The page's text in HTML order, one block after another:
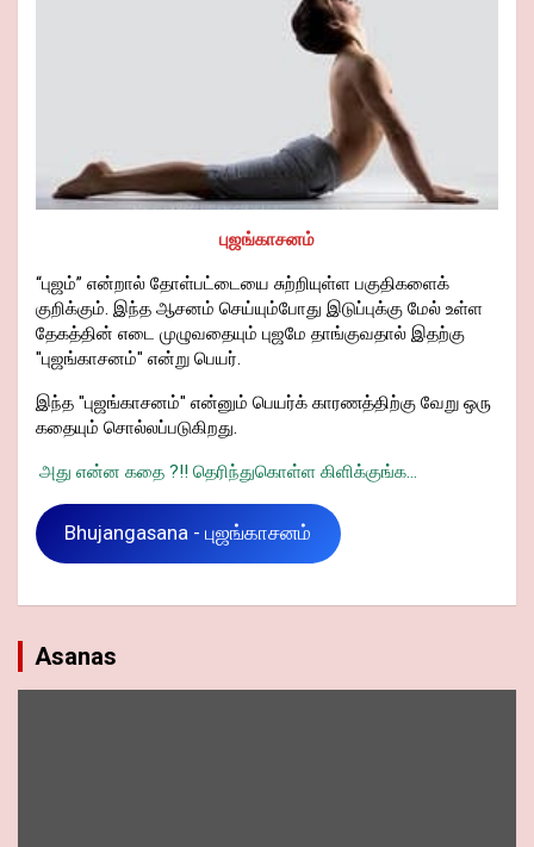
புஜங்காசனம்
“புஜம்” என்றால் தோள்பட்டையை சுற்றியுள்ள பகுதிகளைக்
குறிக்கும். இந்த ஆசனம் செய்யும்போது இடுப்புக்கு மேல் உள்ள
தேகத்தின் எடை முழுவதையும் புஜமே தாங்குவதால் இதற்கு
"புஜங்காசனம்" என்று பெயர்.
இந்த "புஜங்காசனம்" என்னும் பெயர்க் காரணத்திற்கு வேறு ஒரு
கதையும் சொல்லப்படுகிறது.
அது என்ன கதை ?!! தெரிந்துகொள்ள கிளிக்குங்க...
Bhujangasana - புஜங்காசனம்
Asanas